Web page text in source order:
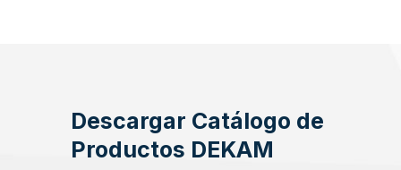
Descargar Catálogo de
Productos DEKAM